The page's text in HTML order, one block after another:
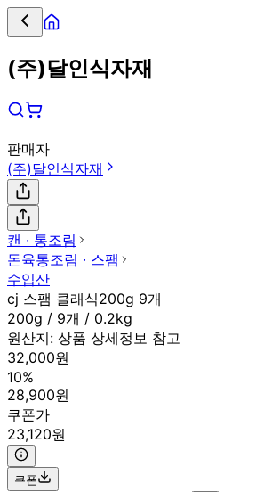
(주)달인식자재
판매자
(주)달인식자재
캔 ∙ 통조림
돈육통조림 ∙ 스팸
수입산
cj 스팸 클래식200g 9개
200g / 9개 / 0.2kg
원산지: 상품 상세정보 참고
32,000원
10%
28,900원
쿠폰가
23,120원
쿠폰